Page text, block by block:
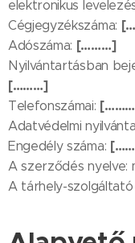
elektronikus
Cégjegyzékszáma:
Adószáma: [………]
Nyilvántartásban
[………]
Telefonszámai:
Adatvédelmi
Engedély száma:
A szerződés nyelve:
A tárhely-szolgáltató